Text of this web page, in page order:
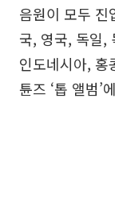
음원이 모두 진
국, 영국, 독일,
인도네시아,
튠즈 ‘톱 앨범’